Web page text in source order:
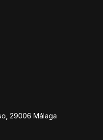
29006 Málaga